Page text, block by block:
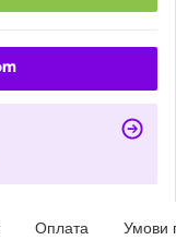
Оплата Умови